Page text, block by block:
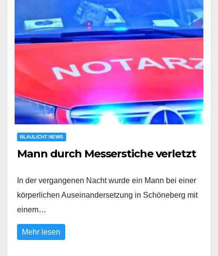
BLAULICHT NEWS
Mann durch Messerstiche verletzt
In der vergangenen Nacht wurde ein Mann bei einer
körperlichen Auseinandersetzung in Schöneberg mit
einem…
Mehr lesen